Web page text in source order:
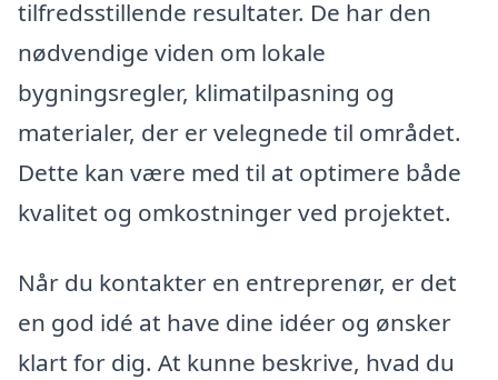
tilfredsstillende resultater. De har den
nødvendige viden om lokale
bygningsregler, klimatilpasning og
materialer, der er velegnede til området.
Dette kan være med til at optimere både
kvalitet og omkostninger ved projektet.
Når du kontakter en entreprenør, er det
en god idé at have dine idéer og ønsker
klart for dig. At kunne beskrive, hvad du